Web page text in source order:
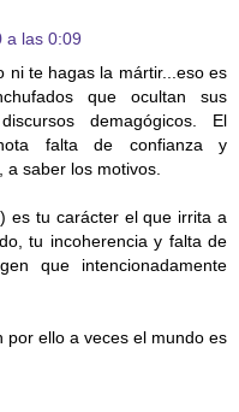
a las 0:09
ni te hagas la mártir...eso es
que ocultan sus
demagógicos. El
falta de confianza y
saber los motivos.
es tu carácter el que irrita a
tu incoherencia y falta de
que intencionadamente
por ello a veces el mundo es